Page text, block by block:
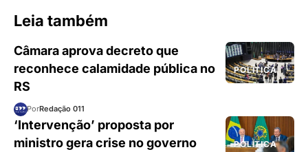
Leia também
POLÍTICA
Câmara aprova decreto que
reconhece calamidade pública no
RS
PorRedação 011
POLÍTICA
‘Intervenção’ proposta por
ministro gera crise no governo